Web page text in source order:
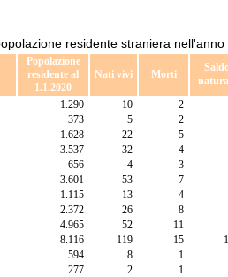
residente straniera
Popolazione
residente al
1.1.2020
Nati vivi Morti
1.290 10
2
373 5
2
1.628 22
5
3.537 32
4
656 4
3
3.601 53
7
1.115 13
4
2.372 26
8
4.965 52
11
8.116 119 15
594 8
1
277 2
1